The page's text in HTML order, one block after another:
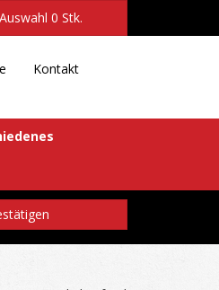
0 Stk.
Kontakt